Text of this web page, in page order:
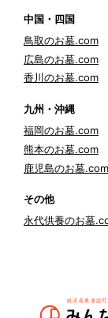
中国・四国
鳥取のお墓.com
広島のお墓.com
香川のお墓.com
九州・沖縄
福岡のお墓.com
熊本のお墓.com
鹿児島のお墓.com
その他
永代供養のお墓